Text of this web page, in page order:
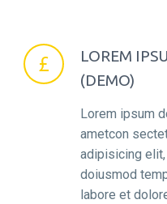


LOREM
(DEMO)
Lorem ipsum
ametcon
adipisicing
doiusmod
labore et